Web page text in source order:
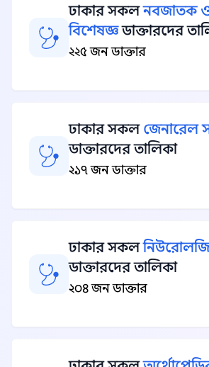
ঢাকার সকলনবজাতক
বিশেষজ্ঞডাক্তারদের
২২৫ জন ডাক্তার
ঢাকার সকল জেনারেল
ডাক্তারদের তালিকা
২১৭ জন ডাক্তার
ঢাকার সকল
ডাক্তারদের তালিকা
২০৪ জন ডাক্তার